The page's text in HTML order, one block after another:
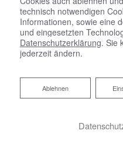
technisch notwendigen
Informationen, sowie eine
und eingesetzten
Datenschutzerklärung. Sie
jederzeit ändern.
Ablehnen
Ablehnen